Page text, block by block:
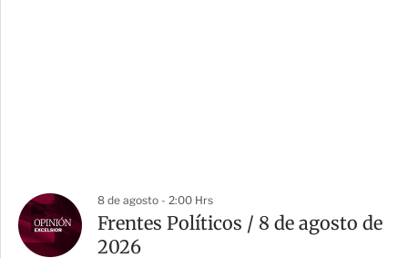
8 de agosto - 2:00 Hrs
Frentes Políticos / 8 de agosto de
2026